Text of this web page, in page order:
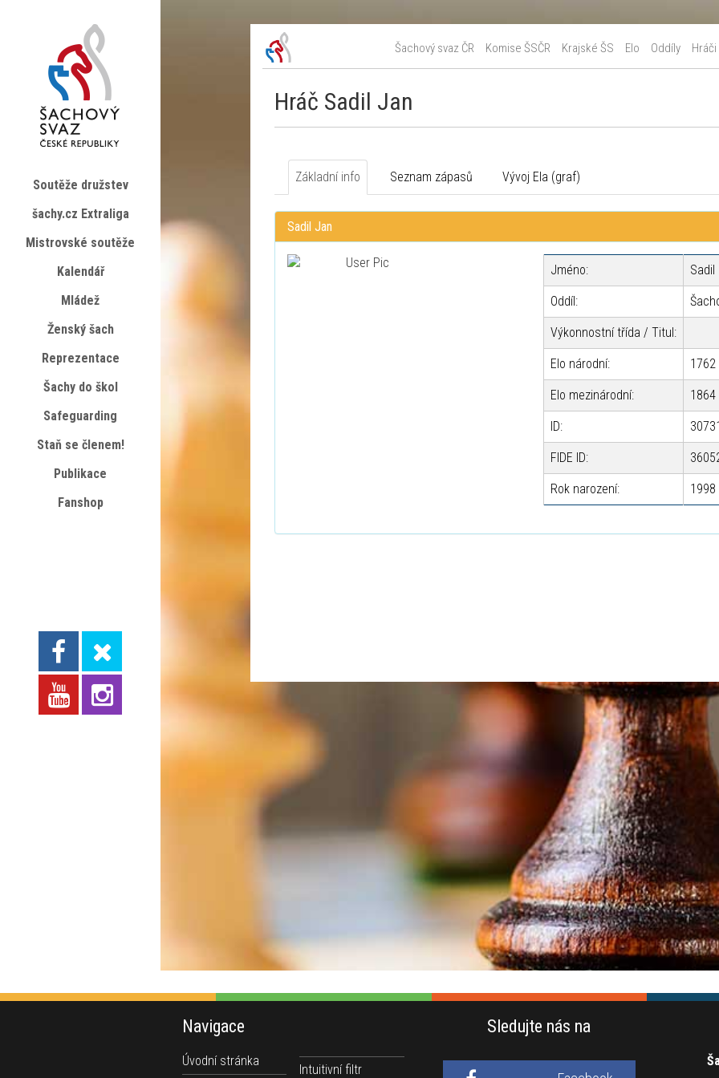
Šachový svaz ČR Komise ŠSČR Krajské ŠS Elo Oddíly Hráči
Hráč Sadil Jan
Základní info Seznam zápasů Vývoj Ela (graf)
Sadil Jan
Jméno: Sadil
Oddíl:
Výkonnostní třída / Titul:
Elo národní: 1762
Elo mezinárodní: 1864
ID:
FIDE ID:
Rok narození: 1998
Soutěže družstev
šachy.cz Extraliga
Mistrovské soutěže
Kalendář
Mládež
Ženský šach
Reprezentace
Šachy do škol
Safeguarding
Staň se členem!
Publikace
Fanshop
Navigace
Úvodní stránka
Intuitivní filtr
Sledujte nás na